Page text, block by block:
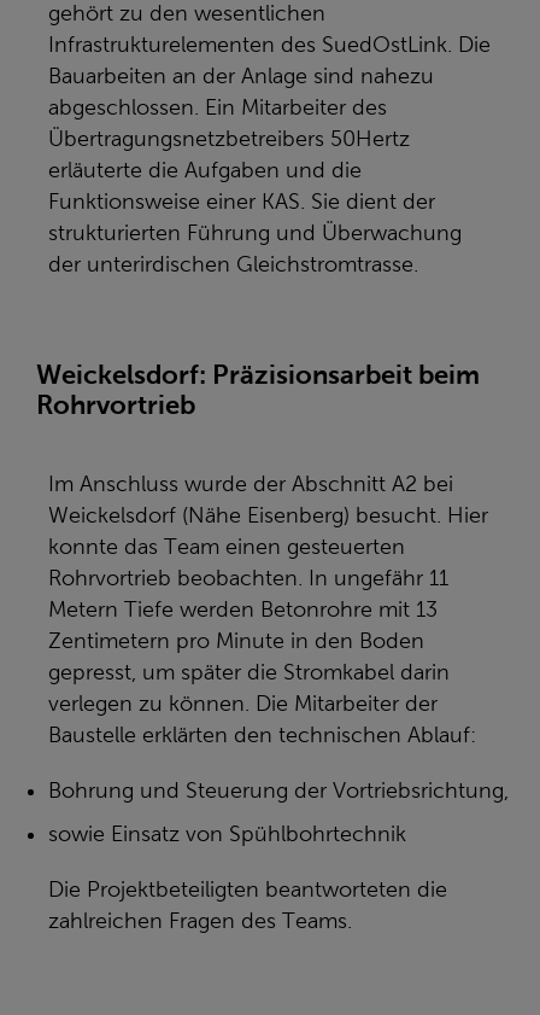
gehört zu den wesentlichen
Infrastrukturelementen des SuedOstLink. Die
Bauarbeiten an der Anlage sind nahezu
abgeschlossen. Ein Mitarbeiter des
Übertragungsnetzbetreibers 50Hertz
erläuterte die Aufgaben und die
Funktionsweise einer KAS. Sie dient der
strukturierten Führung und Überwachung
der unterirdischen Gleichstromtrasse.
Weickelsdorf: Präzisionsarbeit beim
Rohrvortrieb
Im Anschluss wurde der Abschnitt A2 bei
Weickelsdorf (Nähe Eisenberg) besucht. Hier
konnte das Team einen gesteuerten
Rohrvortrieb beobachten. In ungefähr 11
Metern Tiefe werden Betonrohre mit 13
Zentimetern pro Minute in den Boden
gepresst, um später die Stromkabel darin
verlegen zu können. Die Mitarbeiter der
Baustelle erklärten den technischen Ablauf:
Bohrung und Steuerung der Vortriebsrichtung,
sowie Einsatz von Spühlbohrtechnik
Die Projektbeteiligten beantworteten die
zahlreichen Fragen des Teams.